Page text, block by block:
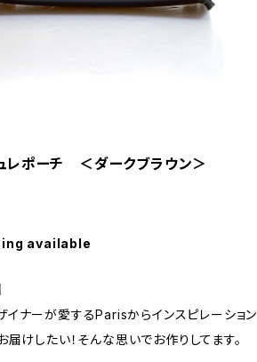
レポーチ ＜ダークブラウン＞
available
ナーが愛するParisからインスピレーション
届けしたい！そんな思いでお作りしてます。